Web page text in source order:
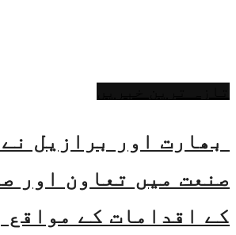
بھارت اور برازیل
صنعت میں تعاون اور
کے اقدامات کے مواقع